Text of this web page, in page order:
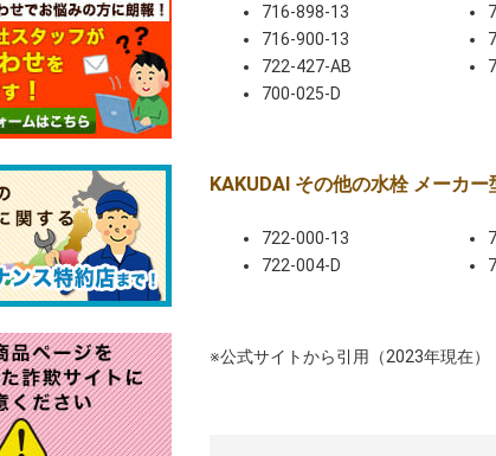
716-898-13
716-900-13
722-427-AB
700-025-D
KAKUDAI その他の水栓 メーカー
722-000-13
722-004-D
※公式サイトから引用（2023年現在）